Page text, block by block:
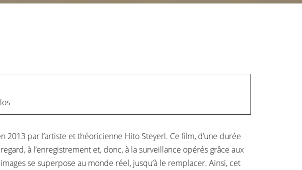
2013 par l’artiste et théoricienne Hito Steyerl. Ce film, d’une durée
à l’enregistrement et, donc, à la surveillance opérés grâce aux
se superpose au monde réel, jusqu’à le remplacer. Ainsi, cet